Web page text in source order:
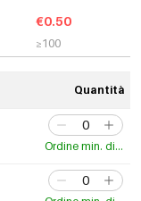
€0.50
≥100
Quantità
Ordine min. di 5 pz.